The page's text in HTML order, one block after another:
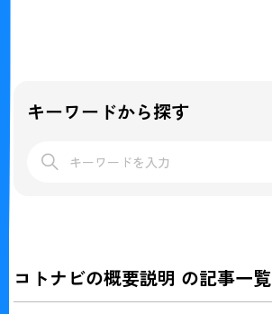
キーワードから探す
コトナビの概要説明 の記事一覧